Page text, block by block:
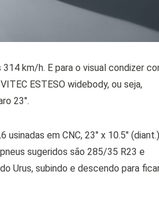
km/h. E para o visual condizer
ESTESO widebody, ou seja,
23″.
em CNC, 23″ x 10.5″
sugeridos são 285/35 R23 e
Urus, subindo e descendo para